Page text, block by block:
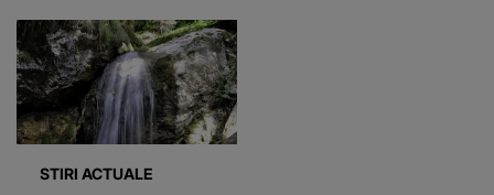
STIRI ACTUALE